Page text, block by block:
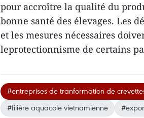
pour accroître la qualité du
bonne santé des élevages. Les
et les mesures nécessaires
leprotectionnisme de certains
#entreprises de tranformation de
#filière aquacole vietnamienne